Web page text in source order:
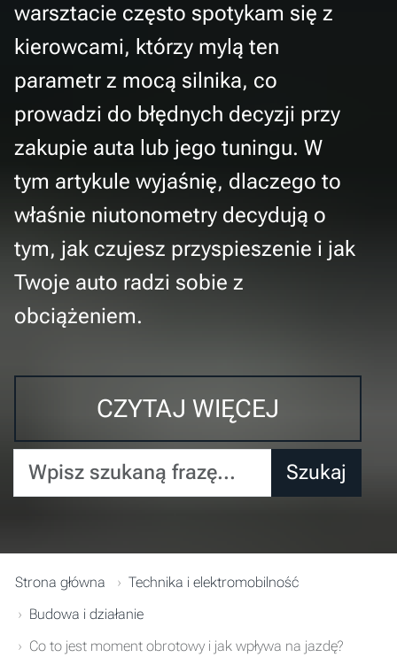
warsztacie często spotykam się z
kierowcami, którzy mylą ten
parametr z mocą silnika, co
prowadzi do błędnych decyzji przy
zakupie auta lub jego tuningu. W
tym artykule wyjaśnię, dlaczego to
właśnie niutonometry decydują o
tym, jak czujesz przyspieszenie i jak
Twoje auto radzi sobie z
obciążeniem.
CZYTAJ WIĘCEJ
Wpisz szukaną frazę... Szukaj
Strona główna
Technika i elektromobilność
Budowa i działanie
Co to jest moment obrotowy i jak wpływa na jazdę?